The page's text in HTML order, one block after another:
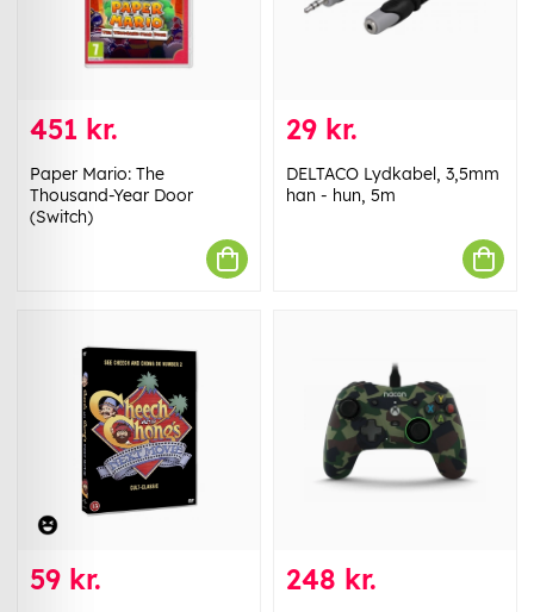
451 kr.
Paper Mario: The
Thousand-Year Door
(Switch)
29 kr.
DELTACO Lydkabel, 3,5mm
han - hun, 5m
59 kr. 248 kr.